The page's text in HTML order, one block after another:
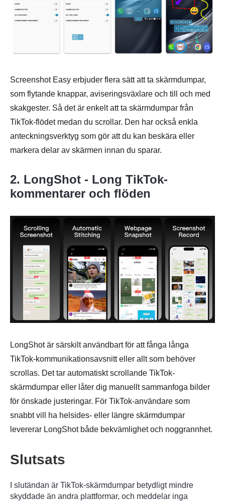
Steg 3.
Screenshot Easy erbjuder flera sätt att ta skärmdumpar,
som flytande knappar, aviseringsväxlare och till och med
skakgester. Så det är enkelt att ta skärmdumpar från
TikTok-flödet medan du scrollar. Den har också enkla
anteckningsverktyg som gör att du kan beskära eller
markera delar av skärmen innan du sparar.
2. LongShot - Long TikTok-
kommentarer och flöden
LongShot är särskilt användbart för att fånga långa
TikTok-kommunikationsavsnitt eller allt som behöver
scrollas. Det tar automatiskt scrollande TikTok-
skärmdumpar eller låter dig manuellt sammanfoga bilder
för önskade justeringar. För TikTok-användare som
snabbt vill ha helsides- eller längre skärmdumpar
levererar LongShot både bekvämlighet och noggrannhet.
Slutsats
I slutändan är TikTok-skärmdumpar betydligt mindre
skyddade än andra plattformar, och meddelar inga